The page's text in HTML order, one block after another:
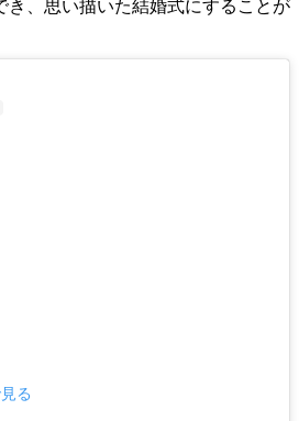
き、思い描いた結婚式にすることが
る